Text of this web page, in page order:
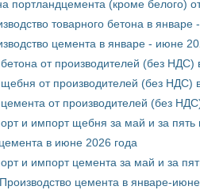
портландцемента (кроме белого)
товарного бетона в январе
цемента в январе - июне
от производителей (без НДС)
от производителей (без НДС)
от производителей (без
и импорт щебня за май и за
в июне 2026 года
и импорт цемента за май и за
цемента в январе-